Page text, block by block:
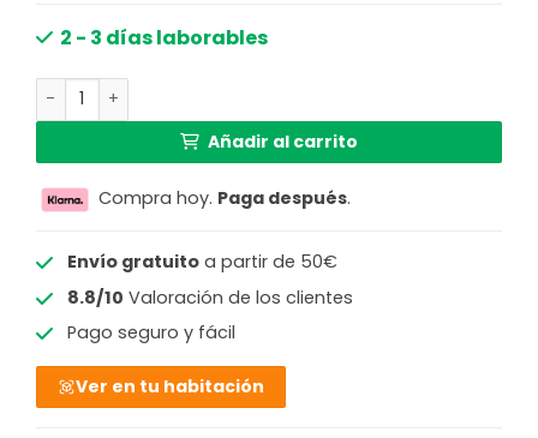
2 - 3 días laborables
Lámpara de pared con plataforma gris oscuro GOOD &
Añadir al carrito
Compra hoy. Paga después.
Envío gratuitoa partir de 50€
8.8/10 Valoración de los clientes
Pago seguro y fácil
Ver en tu habitación